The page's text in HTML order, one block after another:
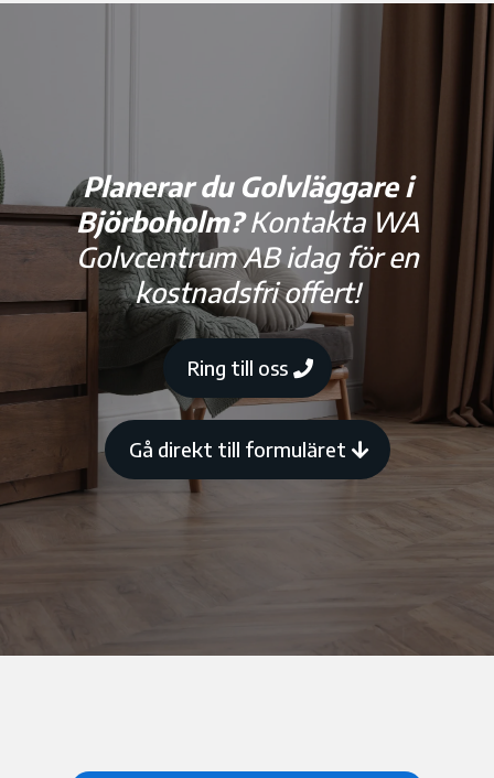
Planerar du Golvläggare i
Björboholm?Kontakta WA
Golvcentrum AB idag för en
kostnadsfri offert!
Ring till oss
Gå direkt till formuläret